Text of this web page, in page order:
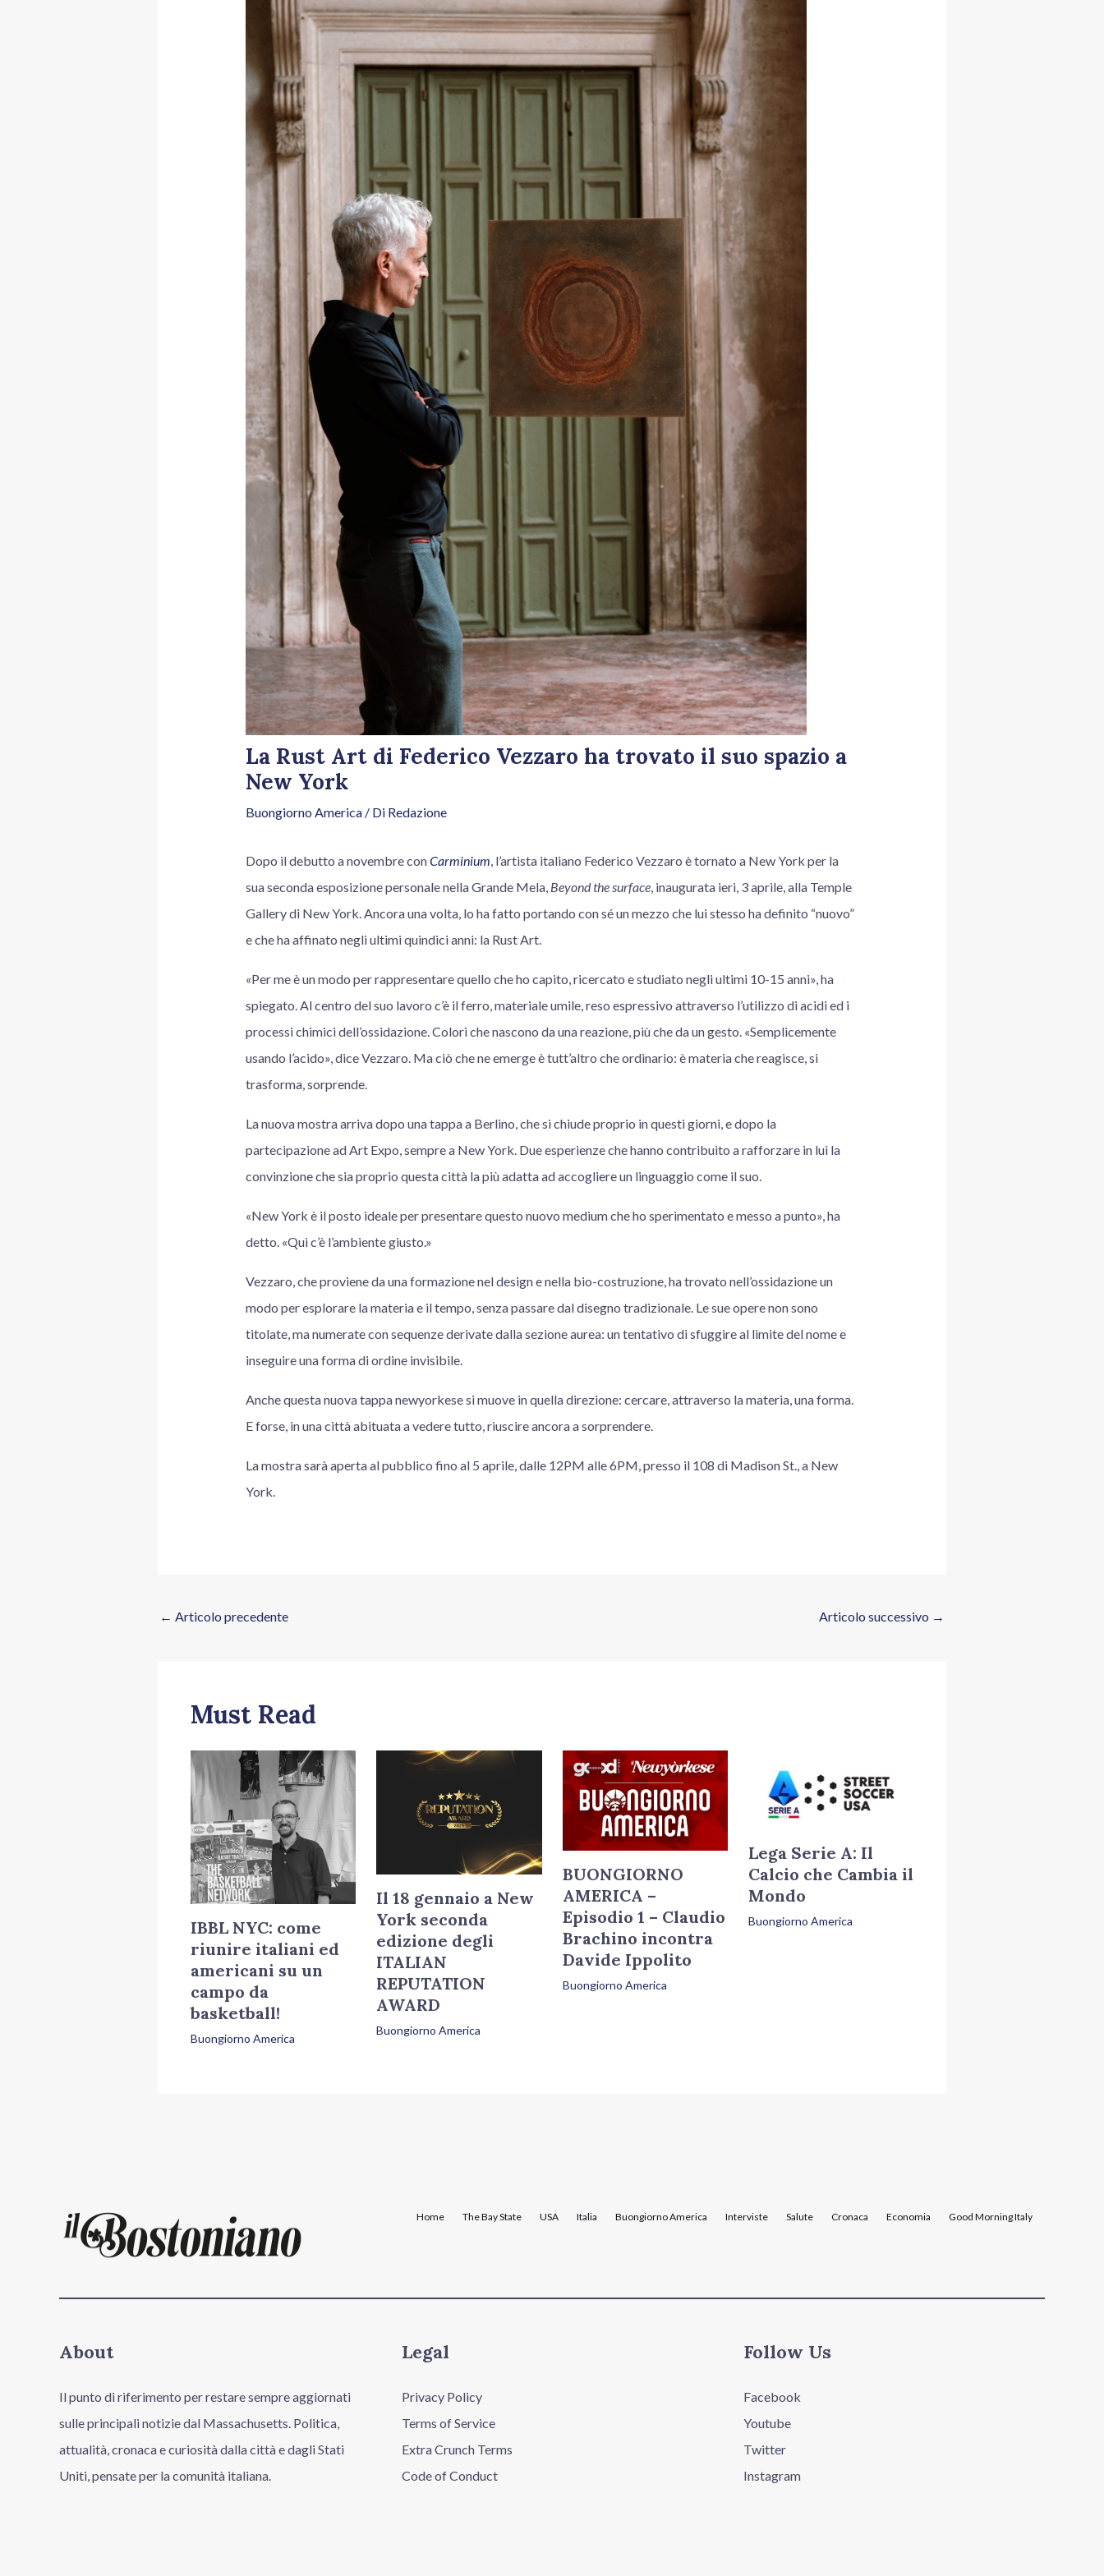
La Rust Art di Federico Vezzaro ha trovato il suo spazio a
New York
Buongiorno America/ Di Redazione
Dopo il debutto a novembre conCarminium, l’artista italiano Federico Vezzaro è tornato a New York per la
sua seconda esposizione personale nella Grande Mela, Beyond the surface, inaugurata ieri, 3 aprile, alla Temple
Gallery di New York. Ancora una volta, lo ha fatto portando con sé un mezzo che lui stesso ha definito “nuovo”
e che ha affinato negli ultimi quindici anni: la Rust Art.
«Per me è un modo per rappresentare quello che ho capito, ricercato e studiato negli ultimi 10-15 anni», ha
spiegato. Al centro del suo lavoro c’è il ferro, materiale umile, reso espressivo attraverso l’utilizzo di acidi ed i
processi chimici dell’ossidazione. Colori che nascono da una reazione, più che da un gesto. «Semplicemente
usando l’acido», dice Vezzaro. Ma ciò che ne emerge è tutt’altro che ordinario: è materia che reagisce, si
trasforma, sorprende.
La nuova mostra arriva dopo una tappa a Berlino, che si chiude proprio in questi giorni, e dopo la
partecipazione ad Art Expo, sempre a New York. Due esperienze che hanno contribuito a rafforzare in lui la
convinzione che sia proprio questa città la più adatta ad accogliere un linguaggio come il suo.
«New York è il posto ideale per presentare questo nuovo medium che ho sperimentato e messo a punto», ha
detto. «Qui c’è l’ambiente giusto.»
Vezzaro, che proviene da una formazione nel design e nella bio-costruzione, ha trovato nell’ossidazione un
modo per esplorare la materia e il tempo, senza passare dal disegno tradizionale. Le sue opere non sono
titolate, ma numerate con sequenze derivate dalla sezione aurea: un tentativo di sfuggire al limite del nome e
inseguire una forma di ordine invisibile.
Anche questa nuova tappa newyorkese si muove in quella direzione: cercare, attraverso la materia, una forma.
E forse, in una città abituata a vedere tutto, riuscire ancora a sorprendere.
La mostra sarà aperta al pubblico fino al 5 aprile, dalle 12PM alle 6PM, presso il 108 di Madison St., a New
York.
← Articolo precedente Articolo successivo →
Must Read
IBBL NYC: come
riunire italiani ed
americani su un
campo da
basketball!
Buongiorno America
Il 18 gennaio a New
York seconda
edizione degli
ITALIAN
REPUTATION
AWARD
Buongiorno America
BUONGIORNO
AMERICA –
Episodio 1 – Claudio
Brachino incontra
Davide Ippolito
Buongiorno America
Lega Serie A: Il
Calcio che Cambia il
Mondo
Buongiorno America
Home The Bay State USA Italia Buongiorno America Interviste Salute Cronaca Economia Good Morning Italy
About
Il punto di riferimento per restare sempre aggiornati
sulle principali notizie dal Massachusetts. Politica,
attualità, cronaca e curiosità dalla città e dagli Stati
Uniti, pensate per la comunità italiana.
Legal
Privacy Policy
Terms of Service
Extra Crunch Terms
Code of Conduct
Follow Us
Facebook
Youtube
Twitter
Instagram